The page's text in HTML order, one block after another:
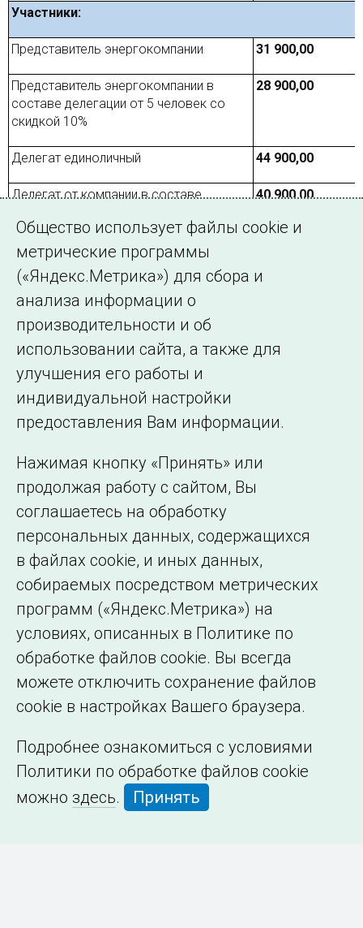
Участники:
Представитель энергокомпании 31 900,00
Представитель энергокомпании в
составе делегации от 5 человек со
скидкой 10%
28 900,00
Делегат единоличный 44 900,00
Делегат от компании в составе
10%
40900,00
Прием оплаты за участие в Конференции
«CIM в России и мире» будет производится по
31 января 2025 года (включительно).
©2005–2026 АО «СО ЕЭС»
Филиалы и
представительства
Сведения об
образовательной
организации
Общество использует файлы cookie и
метрические программы
(«Яндекс.Метрика») для сбора и
анализа информации о
производительности и об
использовании сайта, а также для
улучшения его работы и
индивидуальной настройки
предоставления Вам информации.
Нажимая кнопку «Принять» или
продолжая работу с сайтом, Вы
соглашаетесь на обработку
персональных данных, содержащихся
в файлах cookie, и иных данных,
собираемых посредством метрических
программ («Яндекс.Метрика») на
условиях, описанных в Политике по
обработке файлов cookie. Вы всегда
можете отключить сохранение файлов
cookie в настройках Вашего браузера.
Подробнее ознакомиться с условиями
Политики по обработке файлов cookie
можно здесь. Принять